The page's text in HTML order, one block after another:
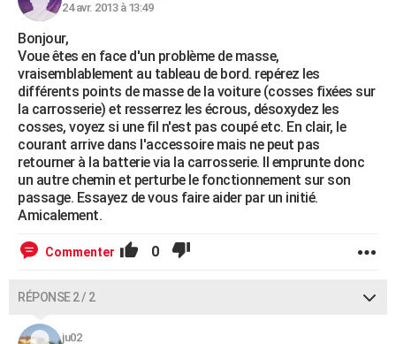
COPAINS D'AVANT
S'inscrire
Se connecter
Lycées
Collèges
Primaires
Universités
Entreprises
Service militaire
Avis de recherche
AVIS DE DÉCÈS
FORUM
Bricolage
Lifestyle
Culture
Sport
Auto
Television
Voyage
Cinema
24 avr. 2013 à 13:49
Bonjour,
Voue êtes en face d'un problème de masse,
vraisemblablement au tableau de bord. repérez les
différents points de masse de la voiture (cosses fixées sur
la carrosserie) et resserrez les écrous, désoxydez les
cosses, voyez si une fil n'est pas coupé etc. En clair, le
courant arrive dans l'accessoire mais ne peut pas
retourner à la batterie via la carrosserie. Il emprunte donc
un autre chemin et perturbe le fonctionnement sur son
passage. Essayez de vous faire aider par un initié.
Amicalement.
Commenter 0
RÉPONSE 2 / 2
ju02